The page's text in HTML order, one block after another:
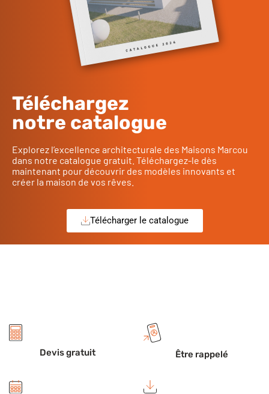
Téléchargez
notre catalogue
Explorez l’excellence architecturale des Maisons Marcou
dans notre catalogue gratuit. Téléchargez-le dès
maintenant pour découvrir des modèles innovants et
créer la maison de vos rêves.
Télécharger le catalogue
Devis gratuit Être rappelé